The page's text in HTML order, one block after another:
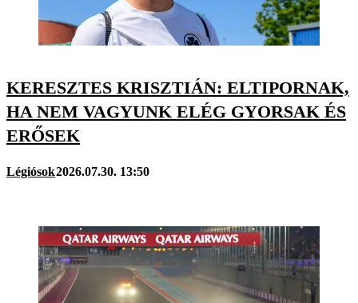
KERESZTES KRISZTIÁN: ELTIPORNAK,
HA NEM VAGYUNK ELÉG GYORSAK ÉS
ERŐSEK
Légiósok2026.07.30. 13:50